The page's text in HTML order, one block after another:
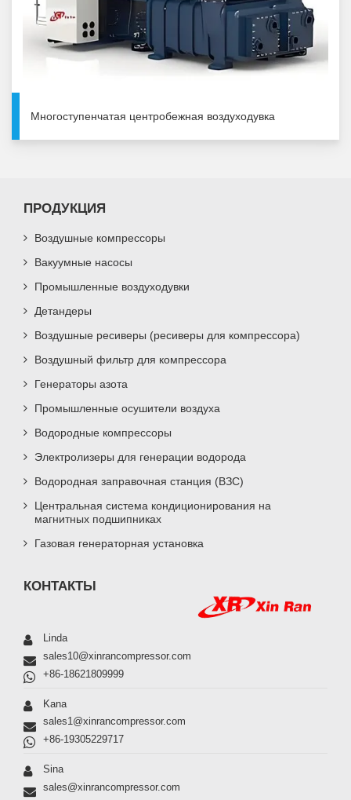
Многоступенчатая центробежная воздуходувка
ПРОДУКЦИЯ
Воздушные компрессоры
Вакуумные насосы
Промышленные воздуходувки
Детандеры
Воздушные ресиверы (ресиверы для компрессора)
Воздушный фильтр для компрессора
Генераторы азота
Промышленные осушители воздуха
Водородные компрессоры
Электролизеры для генерации водорода
Водородная заправочная станция (ВЗС)
Центральная система кондиционирования на
магнитных подшипниках
Газовая генераторная установка
КОНТАКТЫ
Linda
sales10@xinrancompressor.com
+86-18621809999
Kana
sales1@xinrancompressor.com
+86-19305229717
Sina
sales@xinrancompressor.com